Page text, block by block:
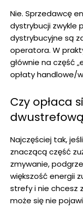
Nie. Sprzedawcę
dystrybucji zwykle
dystrybucyjne są
operatora. W
głównie na część
opłaty handlowe/
Czy opłaca
Najczęściej tak,
znaczącą część
zmywanie,
większość energii
strefy i nie chcesz
może się nie